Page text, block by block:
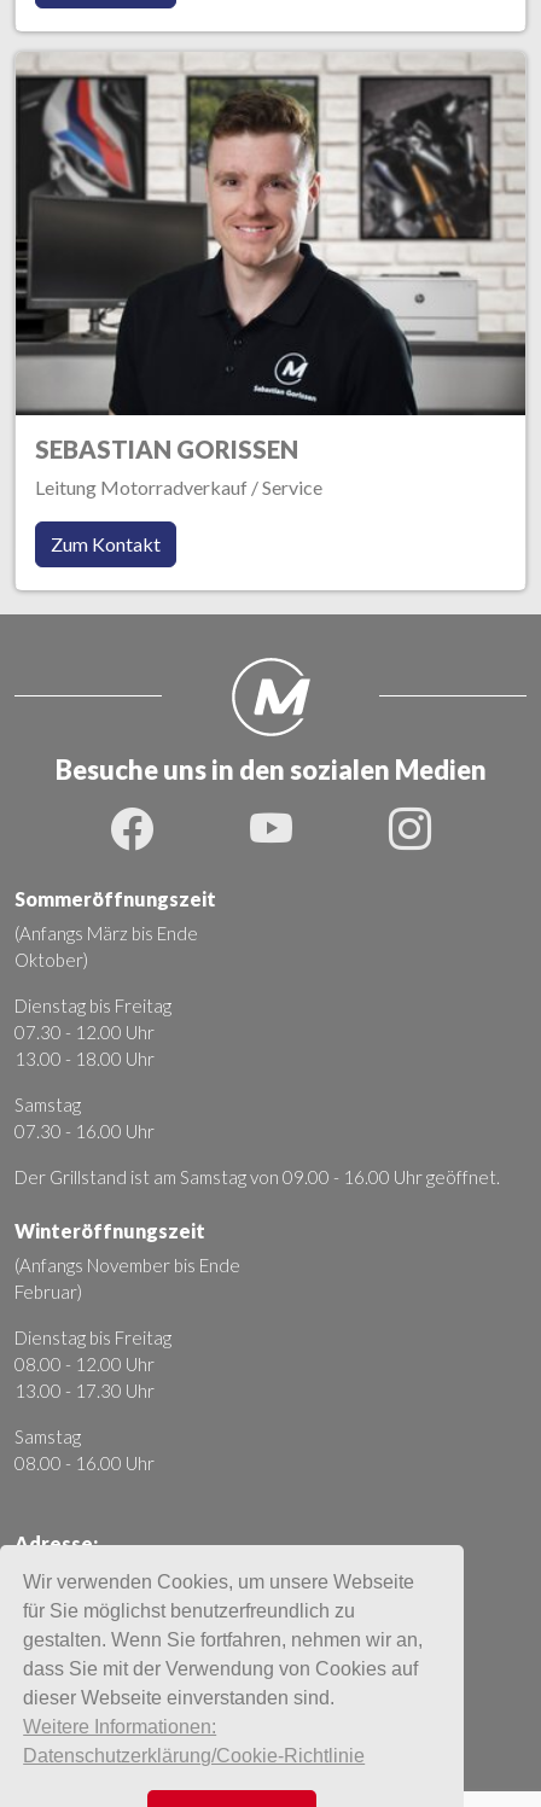
Wir verwenden Cookies, um unsere Webseite
für Sie möglichst benutzerfreundlich zu
gestalten. Wenn Sie fortfahren, nehmen wir an,
dass Sie mit der Verwendung von Cookies auf
dieser Webseite einverstanden sind.
Weitere Informationen:
Datenschutzerklärung/Cookie-Richtlinie
SEBASTIAN GORISSEN
Leitung Motorradverkauf / Service
Zum Kontakt
Besuche uns in den sozialen Medien
Sommeröffnungszeit
(Anfangs März bis Ende
Oktober)
Dienstag bis Freitag
07.30 - 12.00 Uhr
13.00 - 18.00 Uhr
Samstag
07.30 - 16.00 Uhr
Der Grillstand ist am Samstag von 09.00 - 16.00 Uhr geöffnet.
Winteröffnungszeit
(Anfangs November bis Ende
Februar)
Dienstag bis Freitag
08.00 - 12.00 Uhr
13.00 - 17.30 Uhr
Samstag
08.00 - 16.00 Uhr
Adresse:
Moto Mader AG
Ausserfeldstrasse 20
5036 Oberentfelden
+41 62 737 85 85
info@moto-mader.ch
Impressum